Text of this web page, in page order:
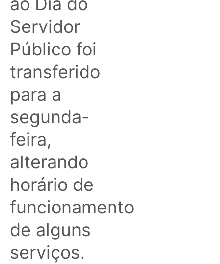
Servidor
Público foi
transferido
para a
segunda-
feira,
alterando
horário de
funcionamento
de alguns
serviços.